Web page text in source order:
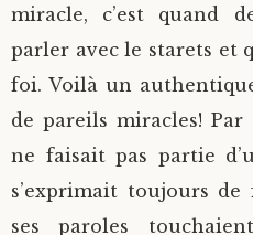
miracle, c’est quand
parler avec le starets et
foi. Voilà un
de pareils miracles!
ne faisait pas partie
s’exprimait toujours
ses paroles